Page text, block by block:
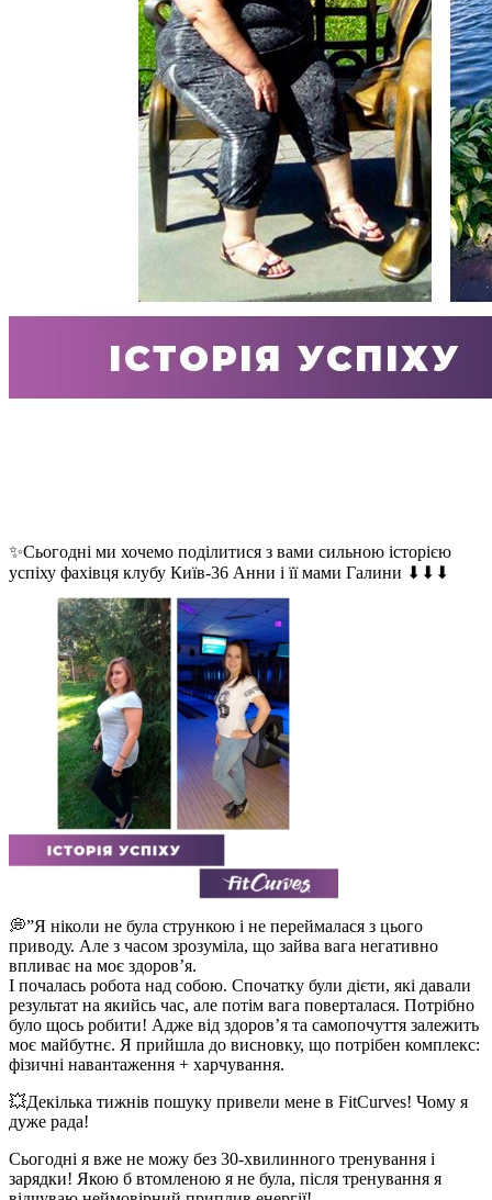
✨Сьогодні ми хочемо поділитися з вами сильною історією
успіху фахівця клубу Київ-36 Анни і її мами Галини ⬇⬇⬇
💭”Я ніколи не була стрункою і не переймалася з цього
приводу. Але з часом зрозуміла, що зайва вага негативно
впливає на моє здоров’я.
І почалась робота над собою. Спочатку були дієти, які давали
результат на якийсь час, але потім вага поверталася. Потрібно
було щось робити! Адже від здоров’я та самопочуття залежить
моє майбутнє. Я прийшла до висновку, що потрібен комплекс:
фізичні навантаження + харчування.
💥Декілька тижнів пошуку привели мене в FitCurves! Чому я
дуже рада!
Сьогодні я вже не можу без 30-хвилинного тренування і
зарядки! Якою б втомленою я не була, після тренування я